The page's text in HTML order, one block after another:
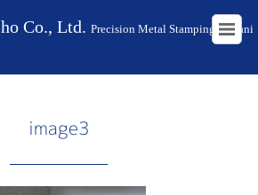
Co., Ltd. Precision Metal Stamping in Kani
image3